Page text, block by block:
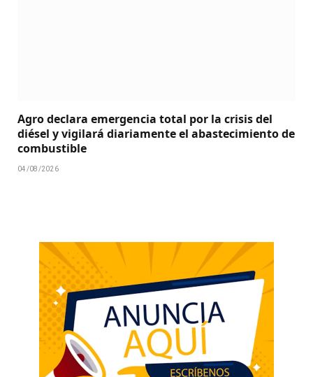
Agro declara emergencia total por la crisis del
diésel y vigilará diariamente el abastecimiento de
combustible
04/08/2026